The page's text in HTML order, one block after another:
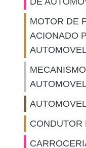
MOTOR DE
ACIONADO
CONDUTOR